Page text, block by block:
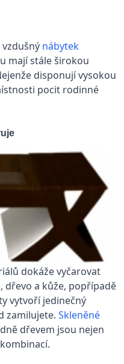
nábytek
mají stále širokou
disponují vysokou
pocit rodinné
dokáže vyčarovat
dřevo a kůže, popřípadě
vytvoří jedinečný
zamilujete. Skleněné
dřevem jsou nejen